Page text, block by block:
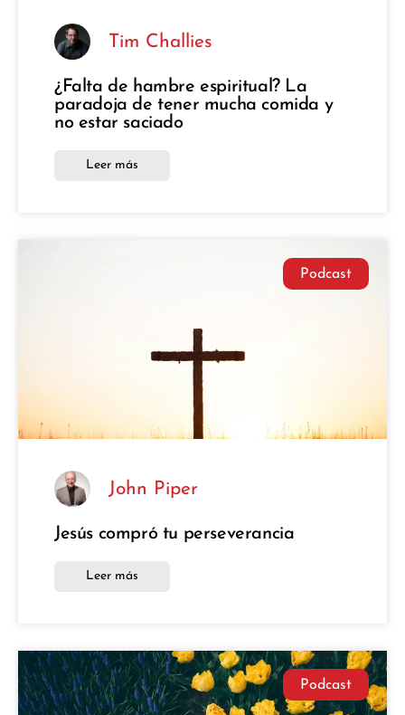
Tim Challies
¿Falta de hambre espiritual? La
paradoja de tener mucha comida y
no estar saciado
Leer más
Podcast
John Piper
Jesús compró tu perseverancia
Leer más
Podcast